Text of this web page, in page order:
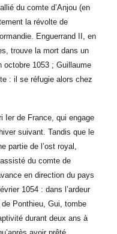
du comte d’Anjou (en
la révolte de
Enguerrand II, en
trouve la mort dans un
octobre 1053 ; Guillaume
: il se réfugie alors chez
Ier de France, qui engage
suivant. Tandis que le
partie de l’ost royal,
du comte de
en direction du pays
1054 : dans l’ardeur
Ponthieu, Gui, tombe
durant deux ans à